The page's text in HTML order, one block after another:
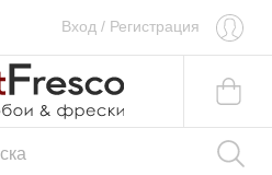
Вход / Регистрация